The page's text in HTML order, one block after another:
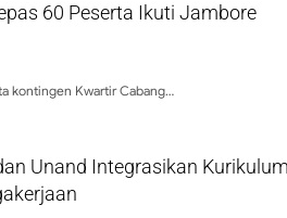
60 Peserta Ikuti Jambore
kontingen Kwartir Cabang…
Unand Integrasikan